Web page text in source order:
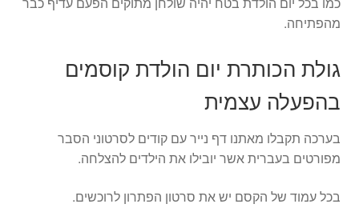
מהפתיחה.
גולת הכותרת יום הולדת קוסמים
בהפעלה עצמית
בערכה תקבלו מאתנו דף נייר עם קודים לסרטוני הסבר
מפורטים בעברית אשר יובילו את הילדים להצלחה.
בכל עמוד של הקסם יש את סרטון הפתרון לרוכשים.